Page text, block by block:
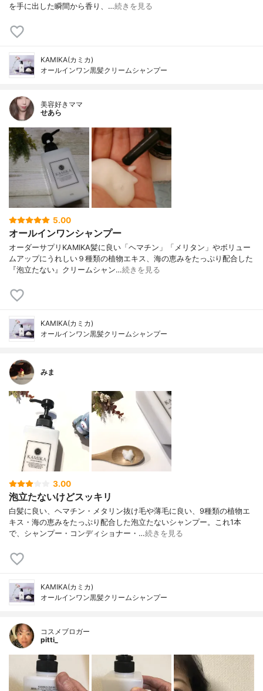
を手に出した瞬間から香り、…続きを見る
KAMIKA(カミカ)
オールインワン黒髪クリームシャンプー
美容好きママ
せあら
5.00
オールインワンシャンプー
オーダーサプリKAMIKA髪に良い「ヘマチン」「メリタン」やボリュー
ムアップにうれしい９種類の植物エキス、海の恵みをたっぷり配合した
『泡立たない』クリームシャン…続きを見る
KAMIKA(カミカ)
オールインワン黒髪クリームシャンプー
みま
3.00
泡立たないけどスッキリ
白髪に良い、ヘマチン・メタリン抜け毛や薄毛に良い、9種類の植物エ
キス・海の恵みをたっぷり配合した泡立たないシャンプー。これ1本
で、シャンプー・コンディショナー・…続きを見る
KAMIKA(カミカ)
オールインワン黒髪クリームシャンプー
コスメブロガー
pitti_